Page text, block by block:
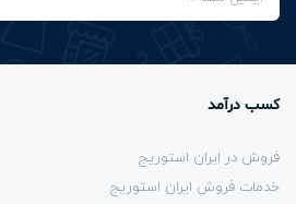
کسب درآمد
فروش در ایران استوریج
خدمات فروش ایران استوریج